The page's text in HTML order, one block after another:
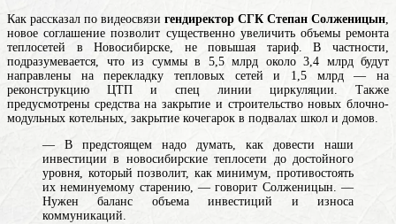
Как рассказал по видеосвязи гендиректор СГК Степан Солженицын
новое соглашение позволит существенно увеличить объемы ремонта
теплосетей в Новосибирске, не повышая тариф. В частности,
подразумевается, что из суммы в 5,5 млрд около 3,4 млрд будут
направлены на перекладку тепловых сетей и 1,5 млрд — на
реконструкцию ЦТП и спец линии циркуляции. Также
предусмотрены средства на закрытие и строительство новых блочно-
модульных котельных, закрытие кочегарок в подвалах школ и домов.
— В предстоящем надо думать, как довести наши
инвестиции в новосибирские теплосети до достойного
уровня, который позволит, как минимум, противостоять
их неминуемому старению, — говорит Солженицын. —
Нужен баланс объема инвестиций и износа
коммуникаций.